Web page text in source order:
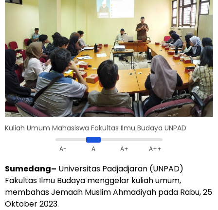
Kuliah Umum Mahasiswa Fakultas Ilmu Budaya UNPAD
A- A A+ A++
Sumedang– Universitas Padjadjaran (UNPAD)
Fakultas Ilmu Budaya menggelar kuliah umum,
membahas Jemaah Muslim Ahmadiyah pada Rabu, 25
Oktober 2023.